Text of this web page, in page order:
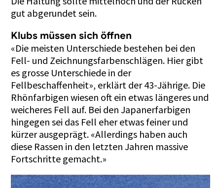
gut abgerundet sein.
Klubs müssen sich öffnen
«Die meisten Unterschiede bestehen bei den
Fell- und Zeichnungsfarbenschlägen. Hier gibt
es grosse Unterschiede in der
Fellbeschaffenheit», erklärt der 43-Jährige. Die
Rhönfarbigen wiesen oft ein etwas längeres und
weicheres Fell auf. Bei den Japanerfarbigen
hingegen sei das Fell eher etwas feiner und
kürzer ausgeprägt. «Allerdings haben auch
diese Rassen in den letzten Jahren massive
Fortschritte gemacht.»